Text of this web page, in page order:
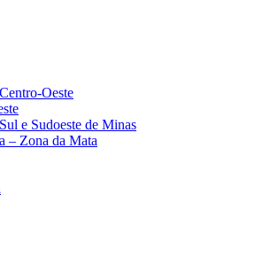
Oeste
e Sudoeste de Minas
– Zona da Mata